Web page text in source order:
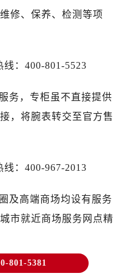
修、保养、检测等项
：400-801-5523
务，专柜虽不直接提供
，将腕表转交至官方售
：400-967-2013
及高端商场均设有服务
市就近商场服务网点精
热线：400-801-5381
801-5381